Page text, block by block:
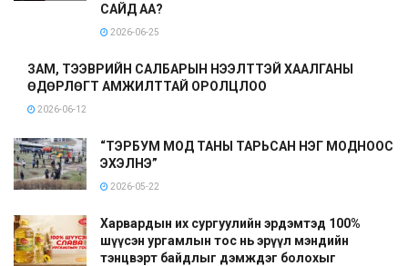
САЙД АА?
2026-06-25
ЗАМ, ТЭЭВРИЙН САЛБАРЫН НЭЭЛТТЭЙ ХААЛГАНЫ
ӨДӨРЛӨГТ АМЖИЛТТАЙ ОРОЛЦЛОО
2026-06-12
“ТЭРБУМ МОД ТАНЫ ТАРЬСАН НЭГ МОДНООС
ЭХЭЛНЭ”
2026-05-22
Харвардын их сургуулийн эрдэмтэд 100%
шүүсэн ургамлын тос нь эрүүл мэндийн
тэнцвэрт байдлыг дэмждэг болохыг